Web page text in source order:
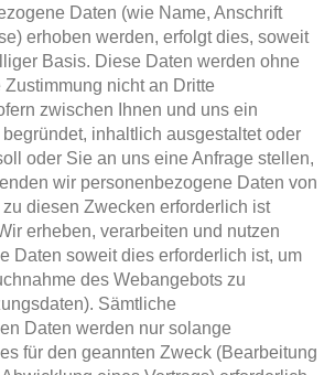
Daten (wie Name, Anschrift
erhoben werden, erfolgt dies, soweit
Basis. Diese Daten werden ohne
Zustimmung nicht an Dritte
zwischen Ihnen und uns ein
inhaltlich ausgestaltet oder
oder Sie an uns eine Anfrage stellen,
wir personenbezogene Daten von
zu diesen Zwecken erforderlich ist
erheben, verarbeiten und nutzen
Daten soweit dies erforderlich ist, um
des Webangebots zu
Sämtliche
Daten werden nur solange
für den geannten Zweck (Bearbeitung